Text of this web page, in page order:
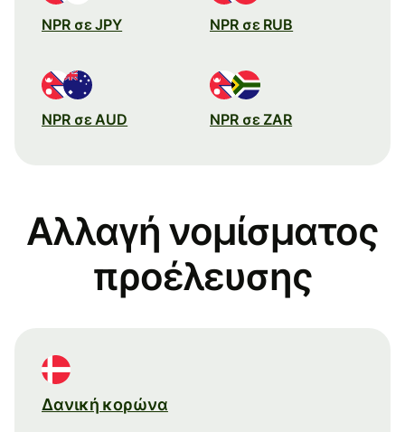
NPR σε JPY NPR σε RUB
NPR σε AUD NPR σε ZAR
Αλλαγή νομίσματος
προέλευσης
Δανική κορώνα